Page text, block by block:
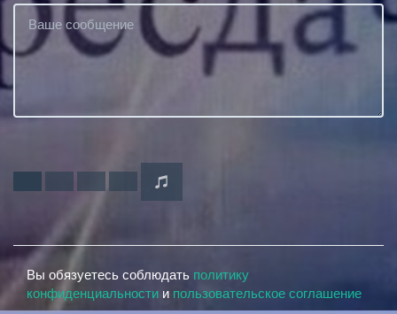
Вы обязуетесь соблюдать политику
конфиденциальности и пользовательское соглашение